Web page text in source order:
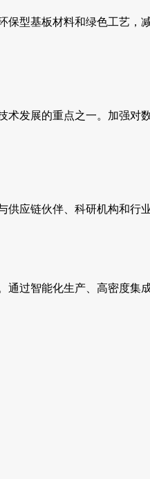
保型基板材料和绿色工艺
发展的重点之一。加强
应链伙伴、科研机构和
过智能化生产、高密度集